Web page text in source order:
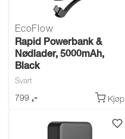
EcoFlow
Rapid Powerbank &
Nødlader, 5000mAh,
Black
Svart
799 ,- Kjøp